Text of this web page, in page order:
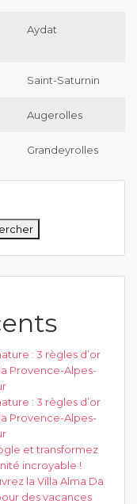
Aydat
Saint-Saturnin
Augerolles
Grandeyrolles
: 3 règles d’or
Provence-Alpes-
: 3 règles d’or
Provence-Alpes-
et transformez
incroyable !
la Villa Alma Da
des vacances